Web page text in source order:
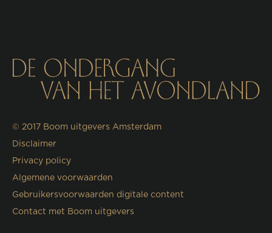
© 2017 Boom uitgevers Amsterdam
Disclaimer
Privacy policy
Algemene voorwaarden
Gebruikersvoorwaarden digitale content
Contact met Boom uitgevers